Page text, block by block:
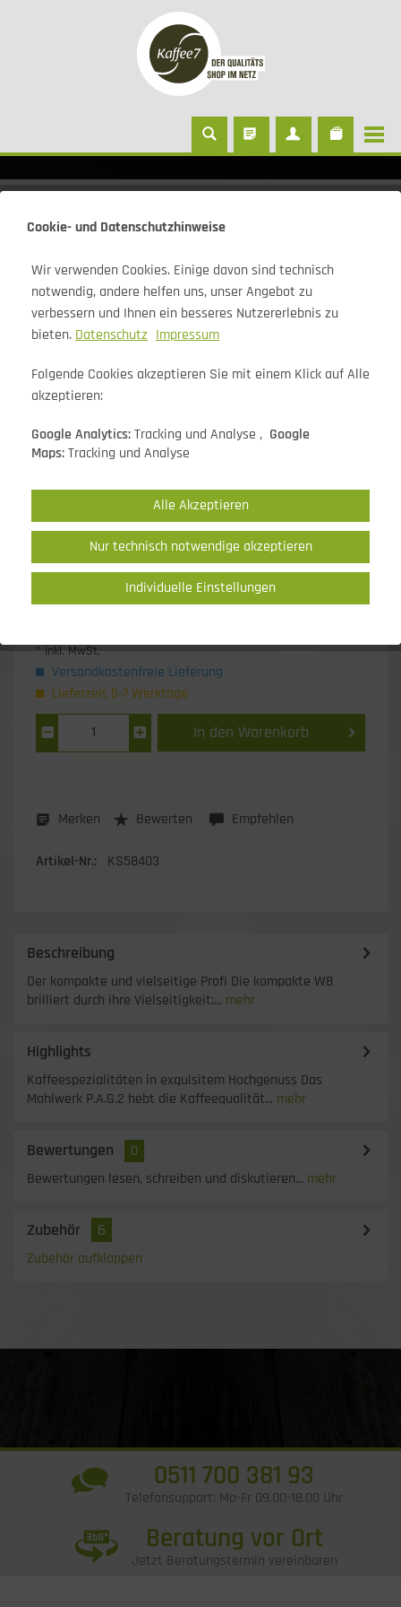
JURA W8
* inkl. MwSt.
Versandkostenfreie Lieferung
Lieferzeit 5-7 Werktage
1 In den Warenkorb
Merken Bewerten Empfehlen
Artikel-Nr.: KS58403
Beschreibung
Der kompakte und vielseitige Profi Die kompakte W8
brilliert durch ihre Vielseitigkeit;... mehr
Highlights
Kaffeespezialitäten in exquisitem Hochgenuss Das
Mahlwerk P.A.G.2 hebt die Kaffeequalität... mehr
Bewertungen
0
Bewertungen lesen, schreiben und diskutieren... mehr
Zubehör 6
Zubehör aufklappen
0511 700 381 93
Telefonsupport: Mo-Fr 09.00-18.00 Uhr
Beratung vor Ort
Jetzt Beratungstermin vereinbaren
Cookie- und Datenschutzhinweise
Wir verwenden Cookies. Einige davon sind technisch
notwendig, andere helfen uns, unser Angebot zu
verbessern und Ihnen ein besseres Nutzererlebnis zu
bieten. Datenschutz Impressum
Folgende Cookies akzeptieren Sie mit einem Klick auf Alle
akzeptieren:
Google Analytics:Tracking und Analyse , Google
Maps:Tracking und Analyse
Individuelle Einstellungen
Nur technisch notwendige akzeptieren
Alle Akzeptieren